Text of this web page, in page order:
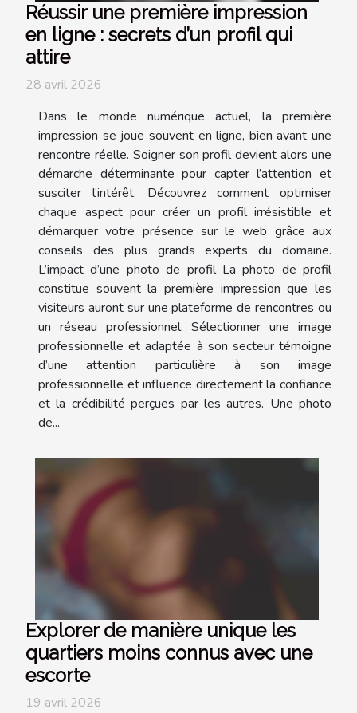
Réussir une première impression
en ligne : secrets d’un profil qui
attire
28 avril 2026
Dans le monde numérique actuel, la première
impression se joue souvent en ligne, bien avant une
rencontre réelle. Soigner son profil devient alors une
démarche déterminante pour capter l’attention et
susciter l’intérêt. Découvrez comment optimiser
chaque aspect pour créer un profil irrésistible et
démarquer votre présence sur le web grâce aux
conseils des plus grands experts du domaine.
L’impact d’une photo de profil La photo de profil
constitue souvent la première impression que les
visiteurs auront sur une plateforme de rencontres ou
un réseau professionnel. Sélectionner une image
professionnelle et adaptée à son secteur témoigne
d’une attention particulière à son image
professionnelle et influence directement la confiance
et la crédibilité perçues par les autres. Une photo
de...
Explorer de manière unique les
quartiers moins connus avec une
escorte
19 avril 2026